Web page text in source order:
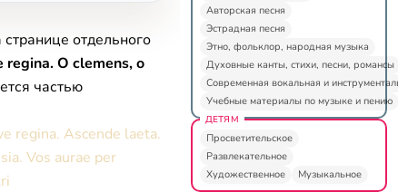
отдельного
regina. O clemens, o
частью
regina. Ascende laeta.
Vos aurae per
Авторская песня
Эстрадная песня
Этно, фольклор, народная музыка
Духовные канты, стихи, песни, романсы
Современная вокальная и
Учебные материалы по музыке и пению
ДЕТЯМ
Просветительское
Развлекательное
Художественное
Музыкальное